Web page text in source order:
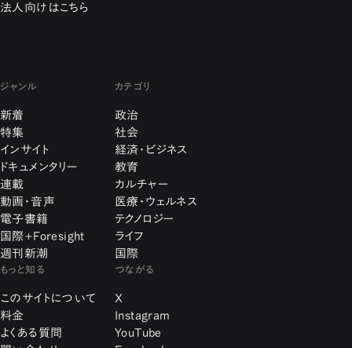
法人向けはこちら
ジャンル
新着
特集
インサイト
ドキュメンタリー
連載
動画・音声
電子書籍
国際+Foresight
週刊新潮
カテゴリ
政治
社会
経済・ビジネス
教育
カルチャー
医療・ウェルネス
テクノロジー
ライフ
国際
もっと知る
このサイトについて
料金
よくある質問
つながる
X
Instagram
YouTube